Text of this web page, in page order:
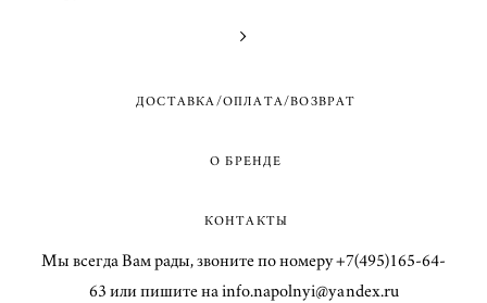
ДОСТАВКА/ОПЛАТА/ВОЗВРАТ
О БРЕНДЕ
КОНТАКТЫ
Мы всегда Вам рады, звоните по номеру +7(495)165-64-
63 или пишите на info.napolnyi@yandex.ru